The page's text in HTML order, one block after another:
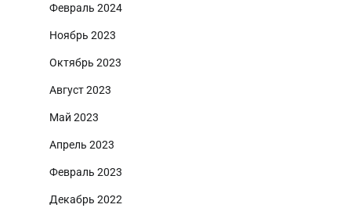
Февраль 2024
Ноябрь 2023
Октябрь 2023
Август 2023
Май 2023
Апрель 2023
Февраль 2023
Декабрь 2022